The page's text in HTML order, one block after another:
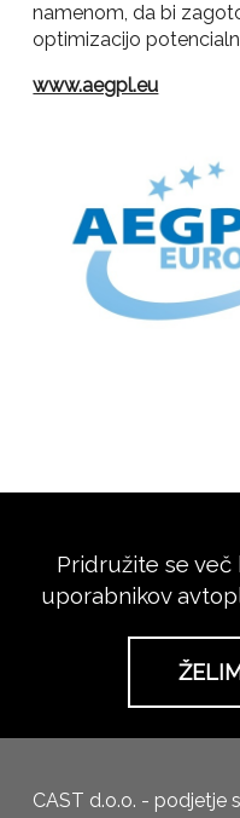
namenom, da bi
optimizacijo
www.aegpl.eu
Pridružite se
uporabnikov
CAST d.o.o. - podjetje